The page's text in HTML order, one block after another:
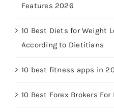
Features 2026
10 Best Diets for Weight
According to Dietitians
10 best fitness apps in
10 Best Forex Brokers